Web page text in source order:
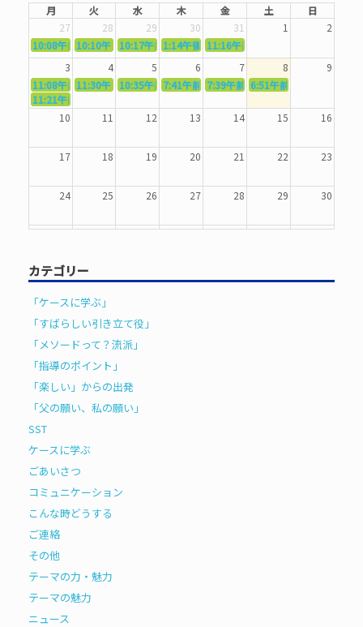
月 火 水 木 金 土
日
27
28 29 30 31 1
2
10:08午前
5362．～国語力を〜
10:10午前5363．～自信を〜
10:17午前 5364．～信じて待つ〜
1:14午後 5365．～計画的に〜
11:16午前
3
4 5 6 7 8
9
11:08午前
5367．～機能を育てる〜
11:30午前5369．～歌唱造形〜
10:35午前 5370．～バランスを〜
7:41午前 5371．～漢字学習〜
7:39午前 5372．～一歩引く〜
6:51午前
11:21午前
10
11 12 13 14 15 16
17 18 19 20 21 22 23
24 25 26 27 28 29 30
31 1 2 3 4 5 6
カテゴリー
「ケースに学ぶ」
「すばらしい引き立て役」
「メソードって？流派」
「指導のポイント」
「楽しい」からの出発
「父の願い、私の願い」
SST
ケースに学ぶ
ごあいさつ
コミュニケーション
こんな時どうする
ご連絡
その他
テーマの力・魅力
テーマの魅力
ニュース